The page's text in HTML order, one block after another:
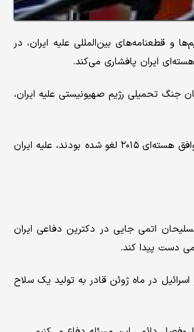
و قطعنامه‌های بین‌المللی علیه ایران، در
ایران پافشاری می‌کند.
جنگ تحمیلی رژیم صهیونیستی علیه ایران،
این سازوکار از ۲۸ سپتامبر اجرایی شد و به موجب آن تمامی تحریم‌ها و قطعنامه‌هایی که ذیل توافق هسته‌ای ۲۰۱۵ لغو شده بودند، علیه ایران
اتمی جایی در دکترین دفاعی ایران
دست پیدا کند.
در ماه ژوئن قادر به تولید یک سلاح